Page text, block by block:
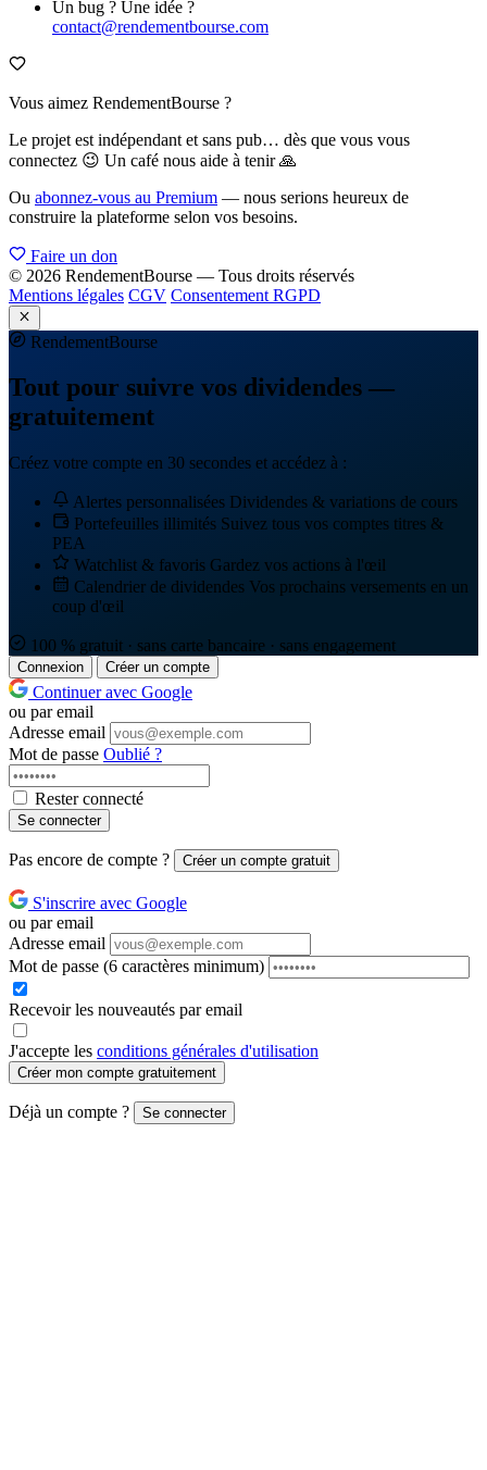
Un bug ? Une idée ?
contact@rendementbourse.com
Vous aimez RendementBourse ?
Le projet est indépendant et sans pub… dès que vous vous
connectez 😉 Un café nous aide à tenir 🙏
Ou abonnez-vous au Premium — nous serions heureux de
construire la plateforme selon vos besoins.
Faire un don
© 2026 RendementBourse — Tous droits réservés
Mentions légales CGV Consentement RGPD
RendementBourse
Tout pour suivre vos dividendes —
gratuitement
Créez votre compte en 30 secondes et accédez à :
Alertes personnalisées Dividendes & variations de cours
Portefeuilles illimités Suivez tous vos comptes titres &
PEA
Watchlist & favoris Gardez vos actions à l'œil
Calendrier de dividendes Vos prochains versements en un
coup d'œil
100 % gratuit · sans carte bancaire · sans engagement
Connexion Créer un compte
Continuer avec Google
ou par email
Adresse email
Mot de passe Oublié ?
Rester connecté
Se connecter
Pas encore de compte ? Créer un compte gratuit
S'inscrire avec Google
ou par email
Adresse email
Mot de passe (6 caractères minimum)
Recevoir les nouveautés par email
J'accepte les conditions générales d'utilisation
Créer mon compte gratuitement
Déjà un compte ? Se connecter